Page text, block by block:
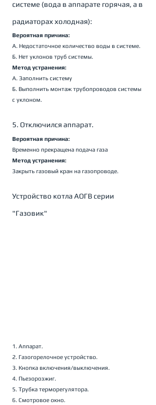
системе (вода в аппарате горячая, а в
радиаторах холодная):
Вероятная причина:
А. Недостаточное количество воды в системе.
Б. Нет уклонов труб системы.
Метод устранения:
А. Заполнить систему
Б. Выполнить монтаж трубопроводов системы
с уклоном.
5. Отключился аппарат.
Вероятная причина:
Временно прекращена подача газа
Метод устранения:
Закрыть газовый кран на газопроводе.
Устройство котла АОГВ серии
"Газовик"
1. Аппарат.
2. Газогорелочное устройство.
3. Кнопка включения/выключения.
4. Пьезорозжиг.
5. Трубка терморегулятора.
6. Смотровое окно.